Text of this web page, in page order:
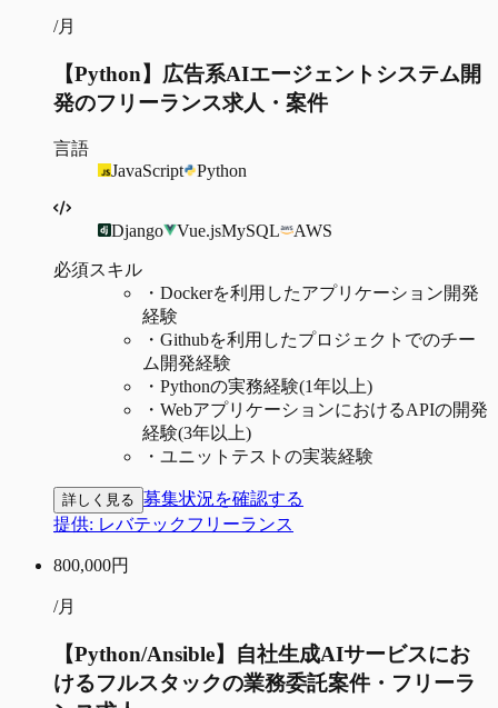
/月
【Python】広告系AIエージェントシステム開
発のフリーランス求人・案件
言語
JavaScript
Python
Django Vue.jsMySQL AWS
必須スキル
・ Dockerを利用したアプリケーション開発
経験
・ Githubを利用したプロジェクトでのチー
ム開発経験
・ Pythonの実務経験(1年以上)
・ WebアプリケーションにおけるAPIの開発
経験(3年以上)
・ ユニットテストの実装経験
詳しく見る 募集状況を確認する
提供: レバテックフリーランス
800,000円
/月
【Python/Ansible】自社生成AIサービスにお
けるフルスタックの業務委託案件・フリーラ